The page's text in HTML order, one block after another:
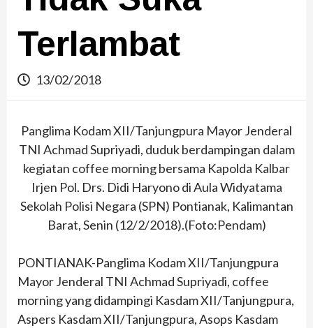
Terlambat
13/02/2018
Panglima Kodam XII/Tanjungpura Mayor Jenderal
TNI Achmad Supriyadi, duduk berdampingan dalam
kegiatan coffee morning bersama Kapolda Kalbar
Irjen Pol. Drs. Didi Haryono di Aula Widyatama
Sekolah Polisi Negara (SPN) Pontianak, Kalimantan
Barat, Senin (12/2/2018).(Foto:Pendam)
PONTIANAK-Panglima Kodam XII/Tanjungpura
Mayor Jenderal TNI Achmad Supriyadi, coffee
morning yang didampingi Kasdam XII/Tanjungpura,
Aspers Kasdam XII/Tanjungpura, Asops Kasdam